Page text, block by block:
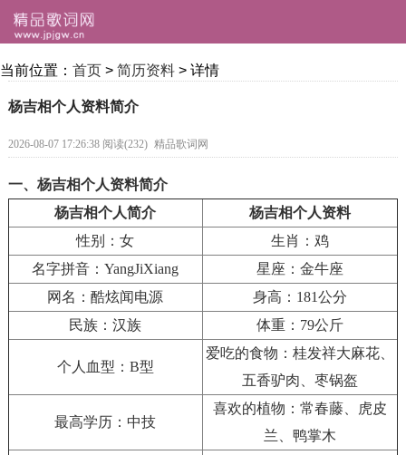
当前位置： 首页 > 简历资料 > 详情
杨吉相个人资料简介
2026-08-07 17:26:38 阅读(232) 精品歌词网
一、杨吉相个人资料简介
杨吉相个人简介
杨吉相个人资料
性别：女
生肖：鸡
名字拼音：YangJiXiang
星座：金牛座
网名：酷炫闻电源
身高：181公分
民族：汉族
体重：79公斤
个人血型：B型
爱吃的食物：桂发祥大麻花、
五香驴肉、枣锅盔
最高学历：中技
喜欢的植物：常春藤、虎皮
兰、鸭掌木